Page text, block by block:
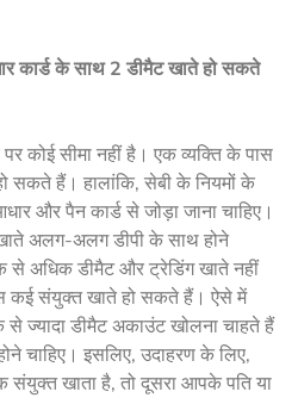
कार्ड के साथ 2 डीमैट खाते हो सकते
कोई सीमा नहीं है। एक व्यक्ति के पास
सकते हैं। हालांकि, सेबी के नियमों के
और पैन कार्ड से जोड़ा जाना चाहिए।
अलग-अलग डीपी के साथ होने
से अधिक डीमैट और ट्रेडिंग खाते नहीं
संयुक्त खाते हो सकते हैं। ऐसे में
ज्यादा डीमैट अकाउंट खोलना चाहते हैं
चाहिए। इसलिए, उदाहरण के लिए,
संयुक्त खाता है, तो दूसरा आपके पति या